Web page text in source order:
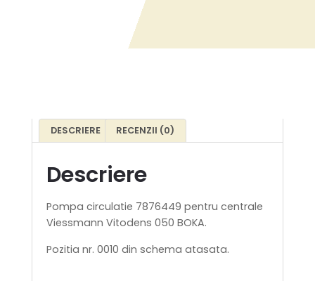
DESCRIERE RECENZII (0)
Descriere
Pompa circulatie 7876449 pentru centrale
Viessmann Vitodens 050 BOKA.
Pozitia nr. 0010 din schema atasata.